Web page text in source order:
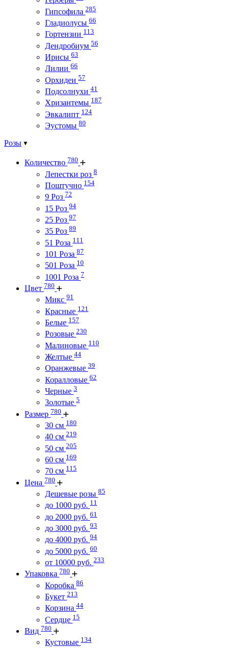
Гипсофила 285
Гладиолусы 66
Гортензии 113
Дендробиум 56
Ирисы 63
Лилии 66
Орхидеи 57
Подсолнухи 41
Хризантемы 187
Эвкалипт 124
Эустомы 80
Розы
Количество 780
Лепестки роз 8
Поштучно 154
9 Роз 72
15 Роз 94
25 Роз 97
35 Роз 89
51 Роза 111
101 Роза 87
501 Роза 10
1001 Роза 7
Цвет 780
Микс 91
Красные 121
Белые 157
Розовые 230
Малиновые 110
Желтые 44
Оранжевые 39
Коралловые 62
Черные 3
Золотые 5
Размер 780
30 см 180
40 см 219
50 см 205
60 см 169
70 см 115
Цена 780
Дешевые розы 85
до 1000 руб. 11
до 2000 руб. 61
до 3000 руб. 93
до 4000 руб. 94
до 5000 руб. 60
от 10000 руб. 233
Упаковка 780
Коробка 86
Букет 213
Корзина 44
Сердце 15
Вид 780
Кустовые 134